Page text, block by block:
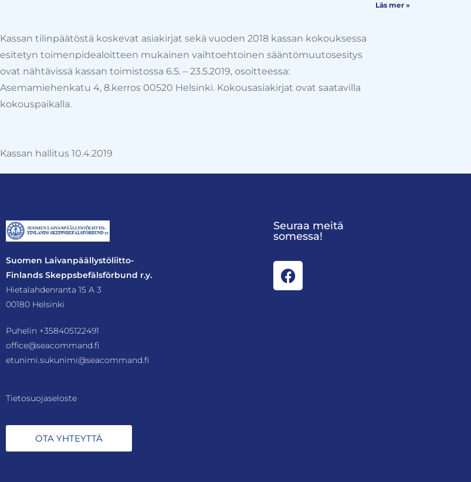
Kassan tilinpäätöstä koskevat asiakirjat sekä vuoden 2018 kassan kokouksessa
esitetyn toimenpidealoitteen mukainen vaihtoehtoinen sääntömuutosesitys
ovat nähtävissä kassan toimistossa 6.5. – 23.5.2019, osoitteessa:
Asemamiehenkatu 4, 8.kerros 00520 Helsinki. Kokousasiakirjat ovat saatavilla
kokouspaikalla.
Kassan hallitus 10.4.2019
Läs mer »
Suomen Laivanpäällystöliitto-
Finlands Skeppsbefälsförbund r.y.
Hietalahdenranta 15 A 3
00180 Helsinki
Puhelin +358405122491
office@seacommand.fi
etunimi.sukunimi@seacommand.fi
Tietosuojaseloste
OTA YHTEYTTÄ
Seuraa meitä
somessa!